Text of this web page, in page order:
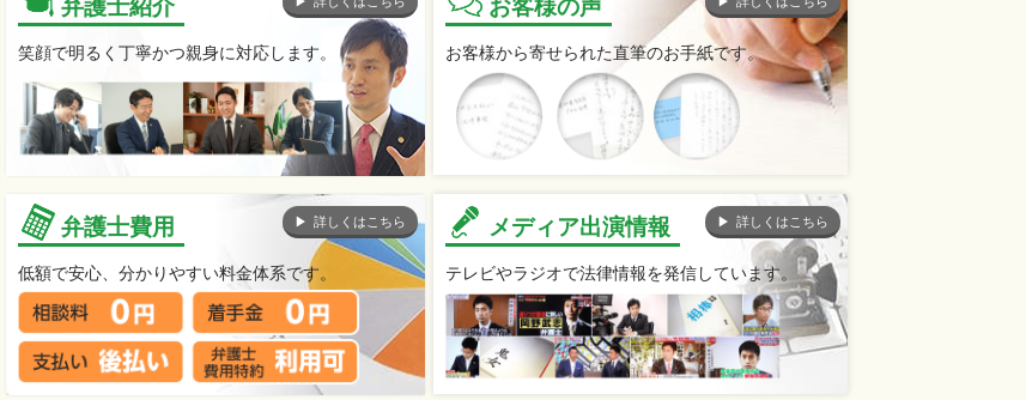
弁護士紹介
笑顔で明るく丁寧かつ親身に対応します。
お客様の声
お客様から寄せられた直筆のお手紙です。
弁護士費用 詳しくはこちら
低額で安心、分かりやすい料金体系です。
メディア出演情報 詳しくはこちら
テレビやラジオで法律情報を発信しています。